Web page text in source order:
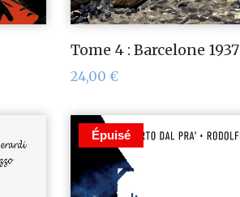
Tome 4 : Barcelone 1937
24,00 €
Épuisé